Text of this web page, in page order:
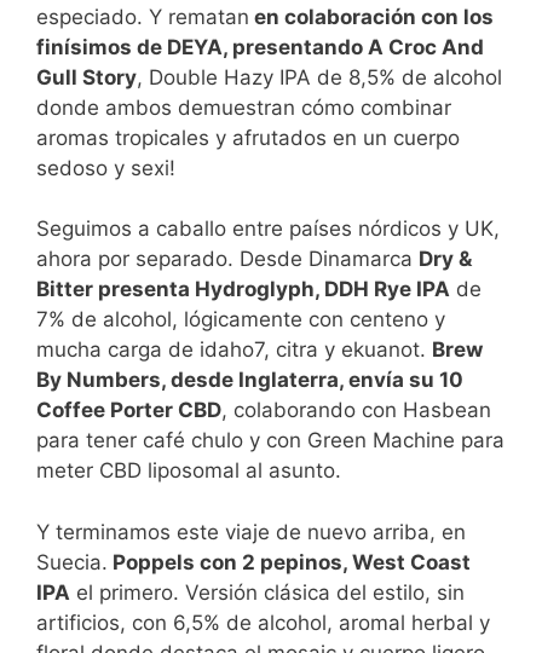
especiado. Y rematan en colaboración con los
finísimos de DEYA, presentando A Croc And
Gull Story, Double Hazy IPA de 8,5% de alcohol
donde ambos demuestran cómo combinar
aromas tropicales y afrutados en un cuerpo
sedoso y sexi!
Seguimos a caballo entre países nórdicos y UK,
ahora por separado. Desde Dinamarca Dry &
Bitter presenta Hydroglyph, DDH Rye IPA de
7% de alcohol, lógicamente con centeno y
mucha carga de idaho7, citra y ekuanot. Brew
By Numbers, desde Inglaterra, envía su 10
Coffee Porter CBD, colaborando con Hasbean
para tener café chulo y con Green Machine para
meter CBD liposomal al asunto.
Y terminamos este viaje de nuevo arriba, en
Suecia. Poppels con 2 pepinos, West Coast
IPA el primero. Versión clásica del estilo, sin
artificios, con 6,5% de alcohol, aromal herbal y